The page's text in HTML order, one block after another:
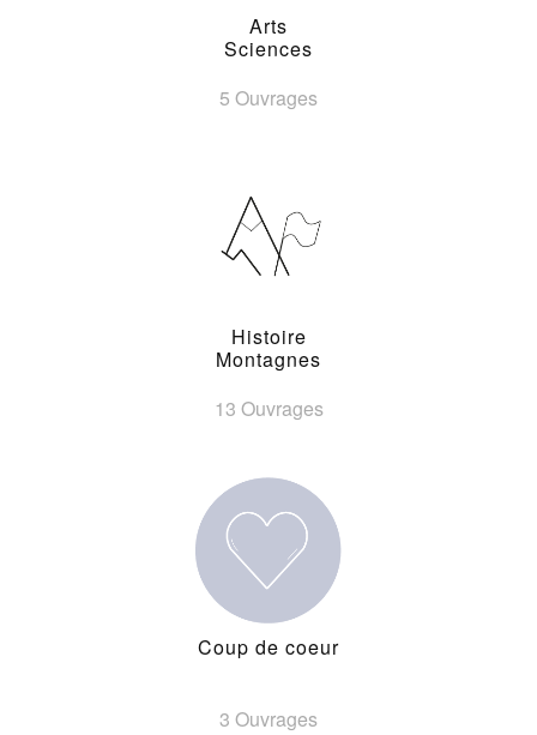
Arts
Sciences
5 Ouvrages
Histoire
Montagnes
13 Ouvrages
Coup de coeur
3 Ouvrages